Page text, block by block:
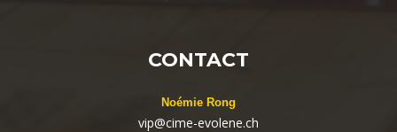
CONTACT
Noémie Rong
vip@cime-evolene.ch